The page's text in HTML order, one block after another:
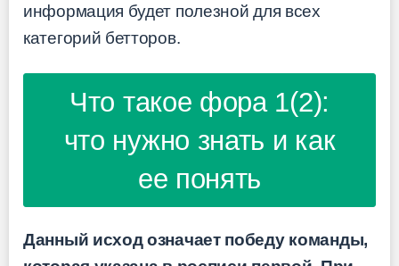
информация будет полезной для всех
категорий бетторов.
Что такое фора 1(2):
что нужно знать и как
ее понять
Данный исход означает победу команды,